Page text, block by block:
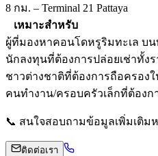
8 กม. – Terminal 21 Pattaya
เหมาะสำหรับ
ผู้ที่มองหาคอนโดหรูริมทะเล บนท
นักลงทุนที่ต้องการปล่อยเช่าทั้ง
ชาวต่างชาติที่ต้องการถือครองใ
คนทำงาน/ครอบครัวเล็กที่ต้อง
📞 สนใจสอบถามข้อมูลเพิ่มเติ
ติดต่อเรา